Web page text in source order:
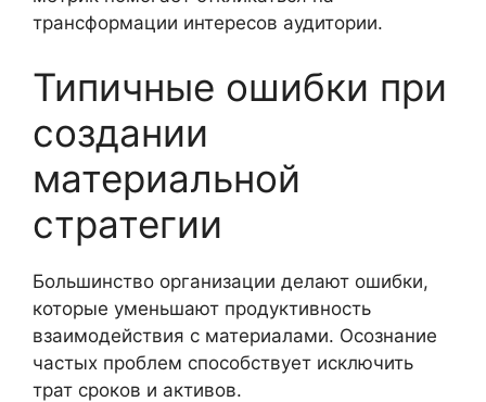
трансформации интересов аудитории.
Типичные ошибки при
создании
материальной
стратегии
Большинство организации делают ошибки,
которые уменьшают продуктивность
взаимодействия с материалами. Осознание
частых проблем способствует исключить
трат сроков и активов.